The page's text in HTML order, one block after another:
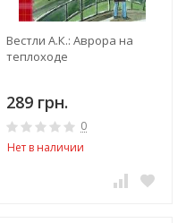
Вестли А.К.: Аврора на
теплоходе
289 грн.
0
Нет в наличии